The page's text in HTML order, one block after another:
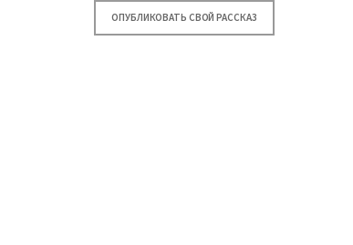
ОПУБЛИКОВАТЬ СВОЙ РАССКАЗ